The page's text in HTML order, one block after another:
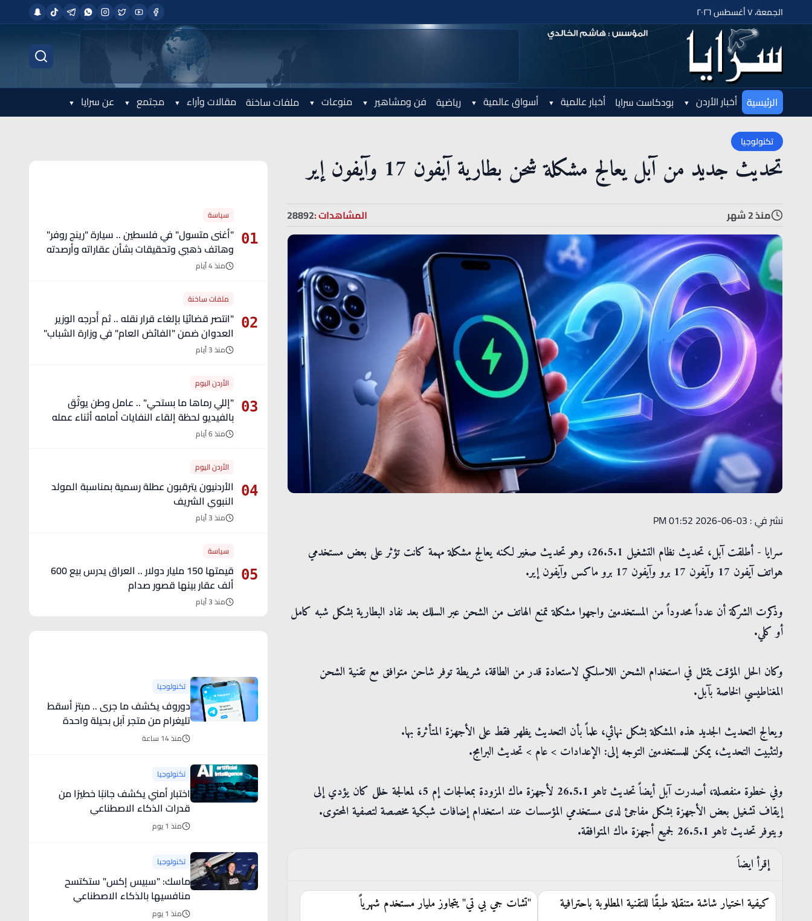
الجمعة، ٧ أغسطس ٢٠٢٦
الرئيسية أخبار الأردن بودكاست سرايا أخبار عالمية أسواق عالمية رياضية فن ومشاهير منوعات ملفات ساخنة مقالات وآراء مجتمع عن سرايا
تكنولوجيا
تحديث جديد من آبل يعالج مشكلة شحن بطارية آيفون 17 وآيفون إير
منذ 2 شهر المشاهدات :28892
نشر في : 03-06-2026 01:52 PM
سرايا - أطلقت آبل، تحديث نظام التشغيل 26.5.1، وهو تحديث صغير لكنه يعالج مشكلة مهمة كانت تؤثر على بعض مستخدمي
هواتف آيفون 17 وآيفون 17 برو وآيفون 17 برو ماكس وآيفون إير.
وذكرت الشركة أن عدداً محدوداً من المستخدمين واجهوا مشكلة تمنع الهاتف من الشحن عبر السلك بعد نفاد البطارية بشكل شبه كامل
أو كلي.
وكان الحل المؤقت يتمثل في استخدام الشحن اللاسلكي لاستعادة قدر من الطاقة، شريطة توفر شاحن متوافق مع تقنية الشحن
المغناطيسي الخاصة بآبل.
ويعالج التحديث الجديد هذه المشكلة بشكل نهائي، علماً بأن التحديث يظهر فقط على الأجهزة المتأثرة بها.
ولتثبيت التحديث، يمكن للمستخدمين التوجه إلى: الإعدادات > عام > تحديث البرامج.
وفي خطوة منفصلة، أصدرت آبل أيضاً تحديث تاهو 26.5.1 لأجهزة ماك المزودة بمعالجات إم 5، لمعالجة خلل كان يؤدي إلى
إيقاف تشغيل بعض الأجهزة بشكل مفاجئ لدى مستخدمي المؤسسات عند استخدام إضافات شبكية مخصصة لتصفية المحتوى.
ويتوفر تحديث تاهو 26.5.1 لجميع أجهزة ماك المتوافقة.
إقرأ ايضاَ
كيفية اختيار شاشة متنقلة طبقًا للتقنية المطلوبة باحترافية
"تشات جي بي تي" يتجاوز مليار مستخدم شهرياً
01
سياسة
"أغنى متسول" في فلسطين .. سيارة "رينج روفر"
وهاتف ذهبي وتحقيقات بشأن عقاراته وأرصدته
منذ 4 أيام
02
ملفات ساخنة
"انتصر قضائيًا بإلغاء قرار نقله .. ثم أُدرجه الوزير
العدوان ضمن "الفائض العام" في وزارة الشباب"
- تفاصيل
منذ 3 أيام
03
الأردن اليوم
"إللي رماها ما بستحي" .. عامل وطن يوثّق
بالفيديو لحظة إلقاء النفايات أمامه أثناء عمله
منذ 6 أيام
04
الأردن اليوم
الأردنيون يترقبون عطلة رسمية بمناسبة المولد
النبوي الشريف
منذ 3 أيام
05
سياسة
قيمتها 150 مليار دولار .. العراق يدرس بيع 600
ألف عقار بينها قصور صدام
منذ 3 أيام
تكنولوجيا
دوروف يكشف ما جرى .. مبتز أسقط
تليغرام من متجر آبل بحيلة واحدة
منذ 14 ساعة
تكنولوجيا
اختبار أمني يكشف جانبًا خطيرًا من
قدرات الذكاء الاصطناعي
منذ 1 يوم
تكنولوجيا
ماسك: "سبيس إكس" ستكتسح
منافسيها بالذكاء الاصطناعي
منذ 1 يوم